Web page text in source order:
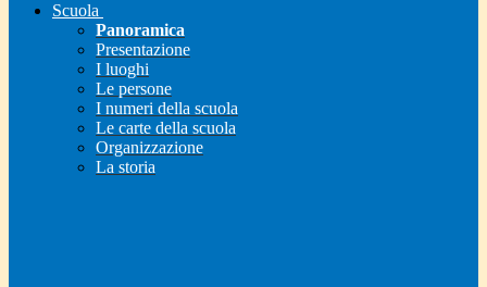
Scuola
Panoramica
Presentazione
I luoghi
Le persone
I numeri della scuola
Le carte della scuola
Organizzazione
La storia